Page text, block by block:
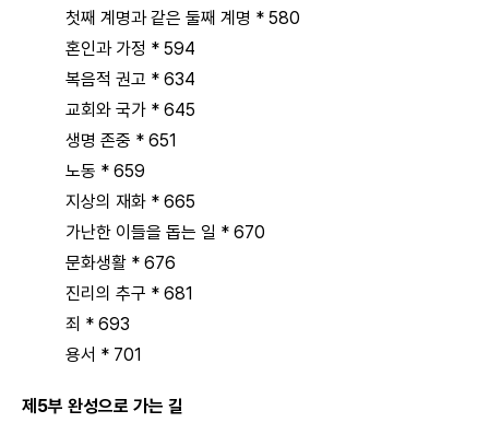
첫째 계명과 같은 둘째 계명 * 580
혼인과 가정 * 594
복음적 권고 * 634
교회와 국가 * 645
생명 존중 * 651
노동 * 659
지상의 재화 * 665
가난한 이들을 돕는 일 * 670
문화생활 * 676
진리의 추구 * 681
죄 * 693
용서 * 701
제5부 완성으로 가는 길